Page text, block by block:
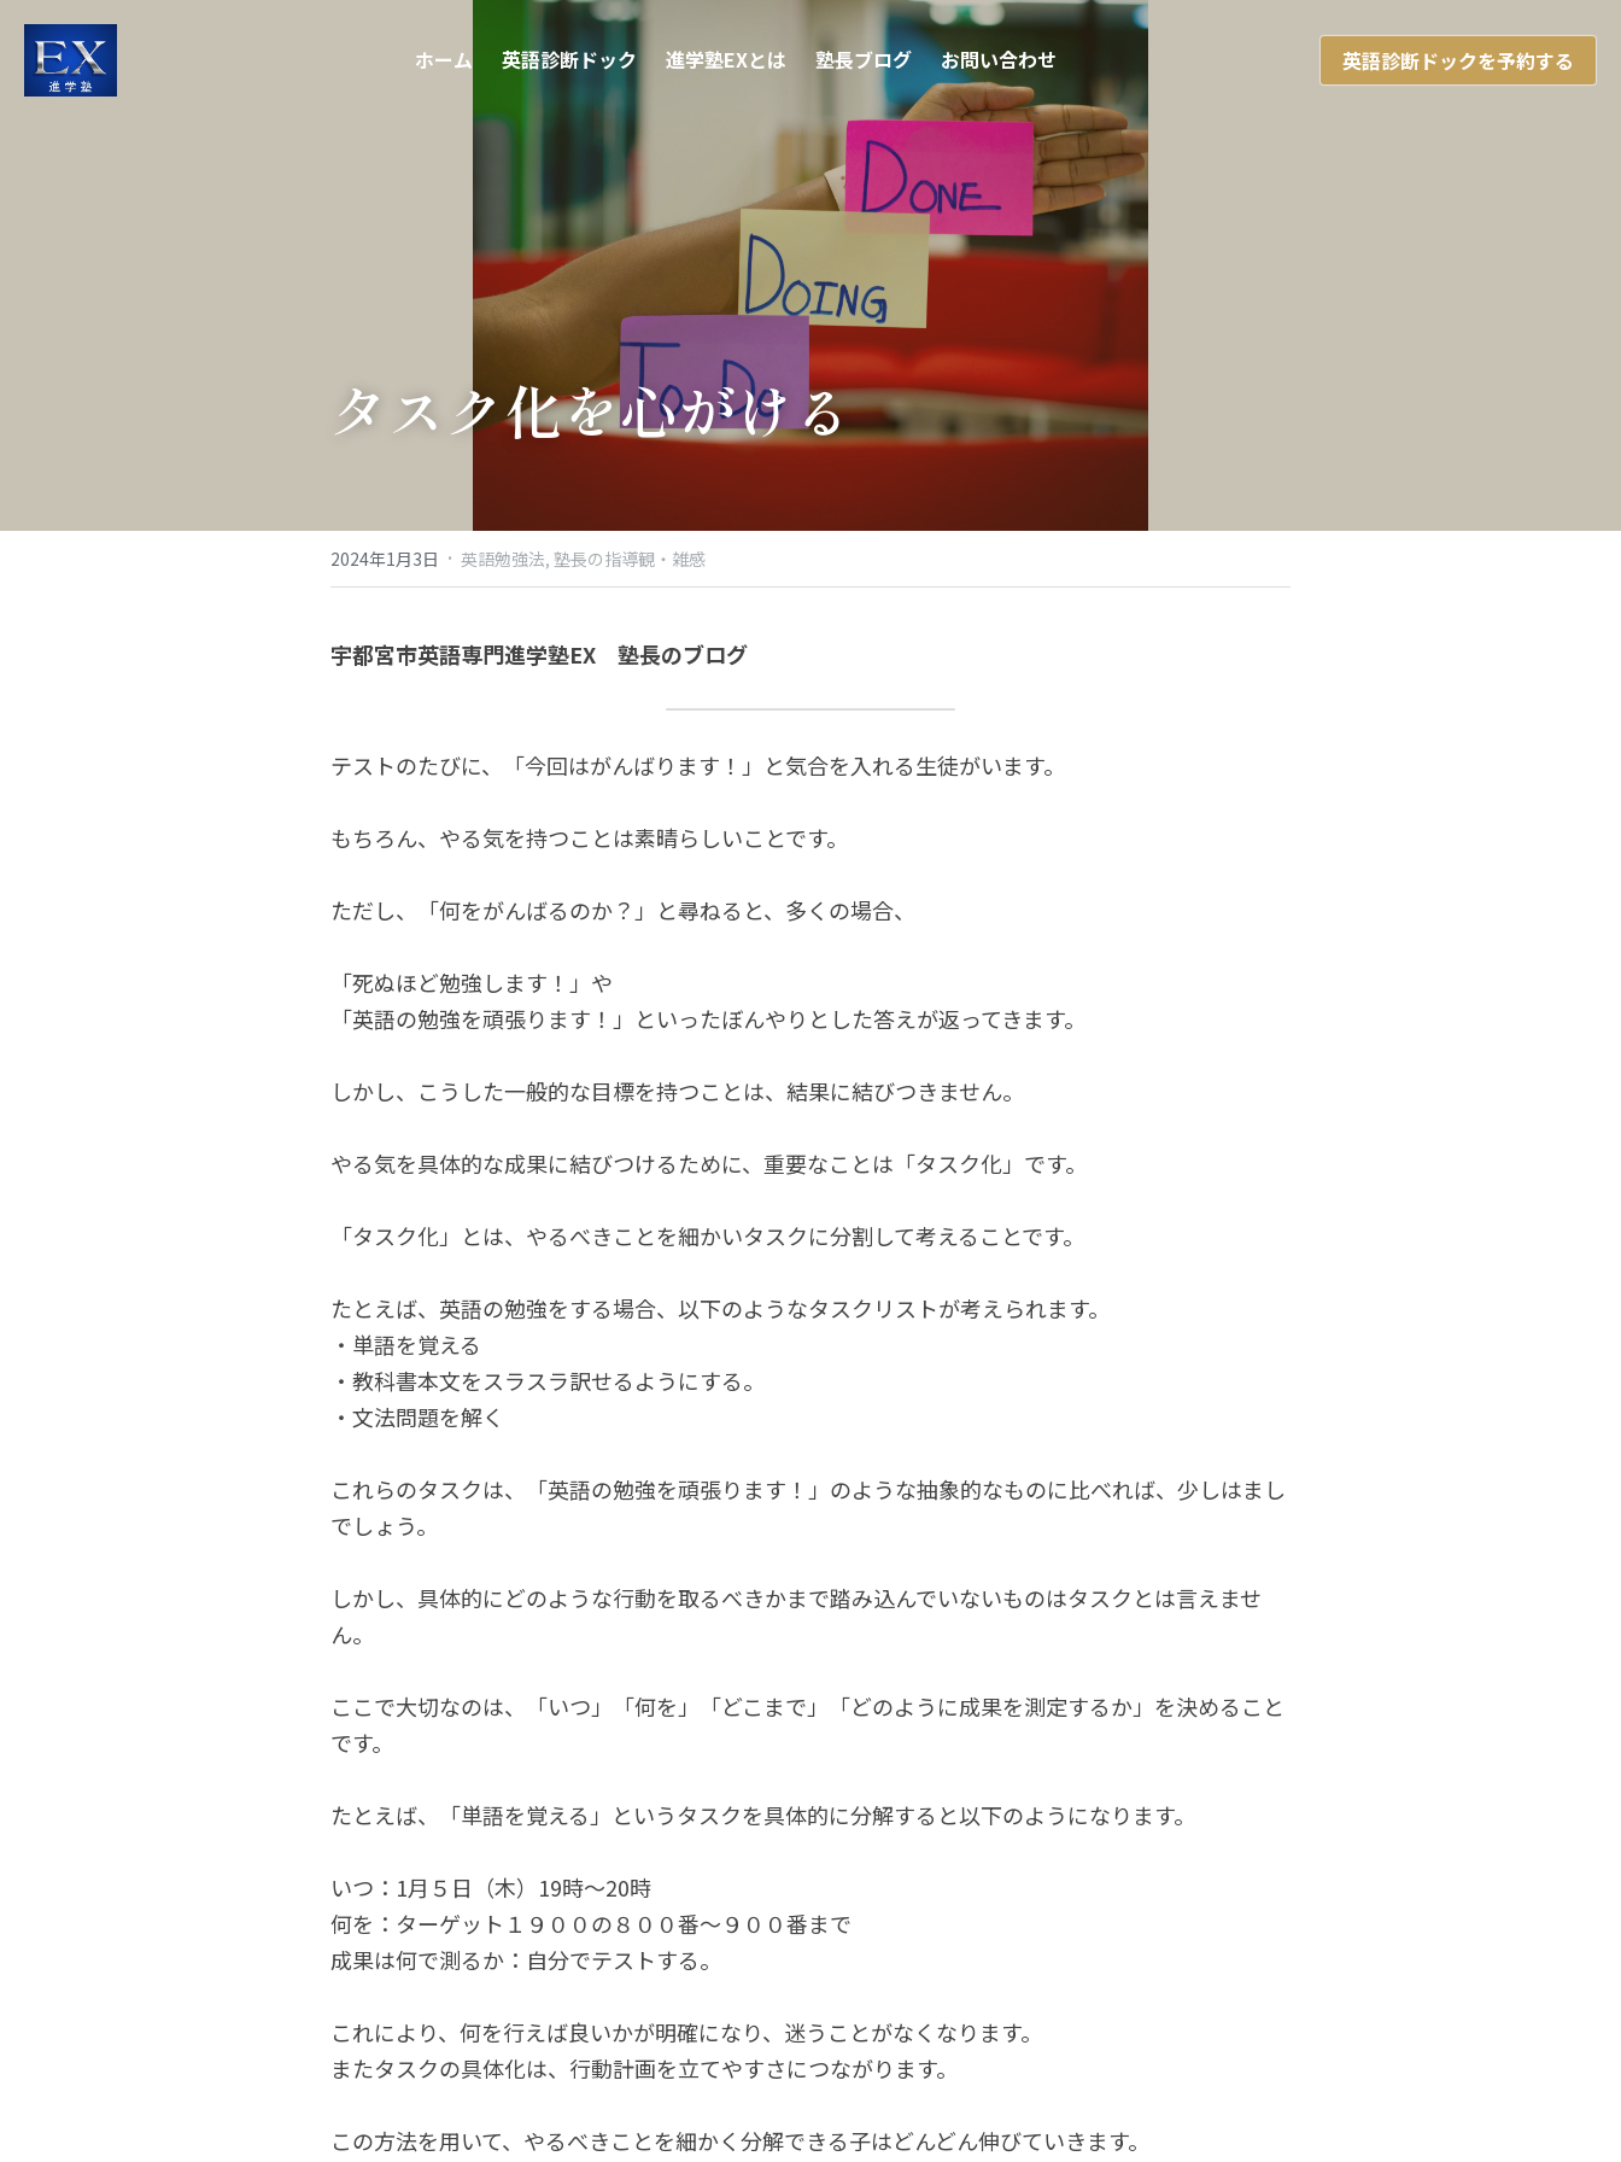
ホーム 英語診断ドック 進学塾EXとは 塾長ブログ お問い合わせ 英語診断ドックを予約する
タスク化を心がける
2024年1月3日 · 英語勉強法, 塾長の指導観・雑感
宇都宮市英語専門進学塾EX　塾長のブログ
テストのたびに、「今回はがんばります！」と気合を入れる生徒がいます。
もちろん、やる気を持つことは素晴らしいことです。
ただし、「何をがんばるのか？」と尋ねると、多くの場合、
「死ぬほど勉強します！」や
「英語の勉強を頑張ります！」といったぼんやりとした答えが返ってきます。
しかし、こうした一般的な目標を持つことは、結果に結びつきません。
やる気を具体的な成果に結びつけるために、重要なことは「タスク化」です。
「タスク化」とは、やるべきことを細かいタスクに分割して考えることです。
たとえば、英語の勉強をする場合、以下のようなタスクリストが考えられます。
・単語を覚える
・教科書本文をスラスラ訳せるようにする。
・文法問題を解く
これらのタスクは、「英語の勉強を頑張ります！」のような抽象的なものに比べれば、少しはまし
でしょう。
しかし、具体的にどのような行動を取るべきかまで踏み込んでいないものはタスクとは言えませ
ん。
ここで大切なのは、「いつ」「何を」「どこまで」「どのように成果を測定するか」を決めること
です。
たとえば、「単語を覚える」というタスクを具体的に分解すると以下のようになります。
いつ：1月５日（木）19時～20時
何を：ターゲット１９００の８００番～９００番まで
成果は何で測るか：自分でテストする。
これにより、何を行えば良いかが明確になり、迷うことがなくなります。
またタスクの具体化は、行動計画を立てやすさにつながります。
この方法を用いて、やるべきことを細かく分解できる子はどんどん伸びていきます。